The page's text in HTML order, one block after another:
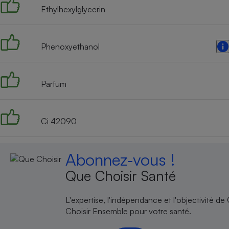
Ethylhexylglycerin
Phenoxyethanol
Parfum
Ci 42090
Abonnez-vous !
Que Choisir Santé
L'expertise, l'indépendance et l'objectivité de
Choisir Ensemble pour votre santé.